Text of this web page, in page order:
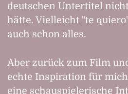
deutschen Untertitel
hätte. Vielleicht "te
auch schon alles.
Aber zurück zum Film
echte Inspiration für
eine schauspielerische